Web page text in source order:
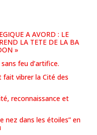
A AVORD : LE
LA TETE DE LA BA
»
feu d’artifice.
fait vibrer la Cité des
reconnaissance et
nez dans les étoiles” en